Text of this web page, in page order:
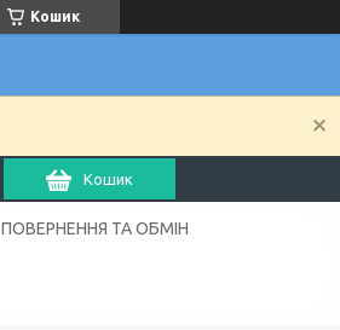
Кошик
Кошик
ПОВЕРНЕННЯ ТА ОБМІН